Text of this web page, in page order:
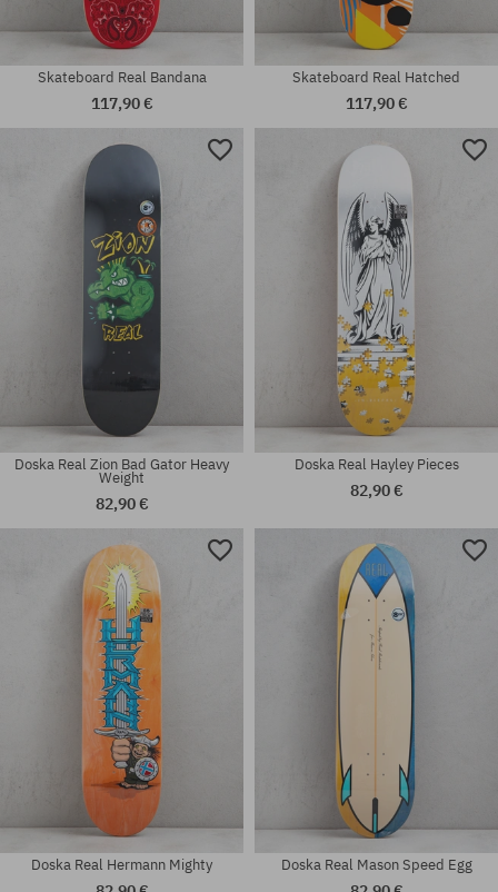
Dostupné veľkosti:
Dostupné veľkosti:
Dostupné veľkosti:
Skateboard Real Bandana
117,90 €
Dostupné veľkosti:
Skateboard Real Hatched
117,90 €
Doska Real Zion Bad Gator Heavy
Weight
82,90 €
Doska Real Hayley Pieces
82,90 €
Doska Real Hermann Mighty Doska Real Mason Speed Egg